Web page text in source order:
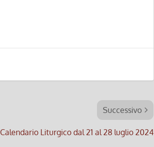
Successivo
Calendario Liturgico dal 21 al 28 luglio 2024